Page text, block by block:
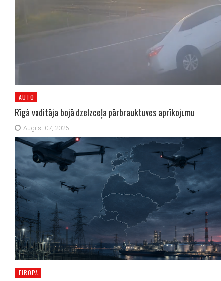
AUTO
Rīgā vadītāja bojā dzelzceļa pārbrauktuves aprīkojumu
August 07, 2026
EIROPA